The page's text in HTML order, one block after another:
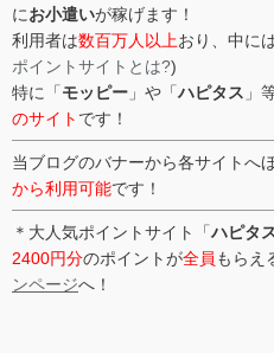
にお小遣いが稼げます！
利用者は数百万人以上おり、中に
ポイントサイトとは?)
特に「モッピー 」や「ハピタス 」
のサイト です！
当ブログのバナーから各サイトへ
から利用可能です！
＊大人気ポイントサイト「ハピタ
2400円分のポイントが全員 もらえ
ンページへ！